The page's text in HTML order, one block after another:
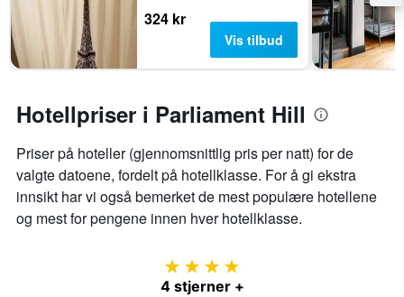
324 kr
Vis tilbud
Hotellpriser i Parliament Hill
Priser på hoteller (gjennomsnittlig pris per natt) for de
valgte datoene, fordelt på hotellklasse. For å gi ekstra
innsikt har vi også bemerket de mest populære hotellene
og mest for pengene innen hver hotellklasse.
4 stjerner
4 stjerner +